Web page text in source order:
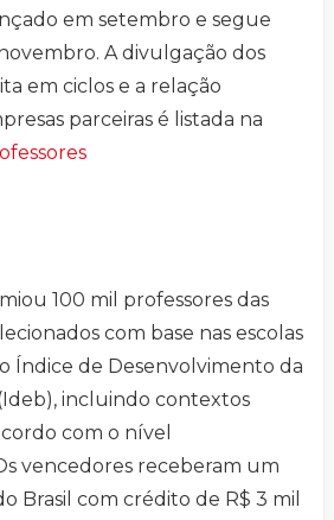
em setembro e segue
A divulgação dos
em ciclos e a relação
parceiras é listada na
100 mil professores das
com base nas escolas
Índice de Desenvolvimento da
incluindo contextos
com o nível
vencedores receberam um
Brasil com crédito de R$ 3 mil